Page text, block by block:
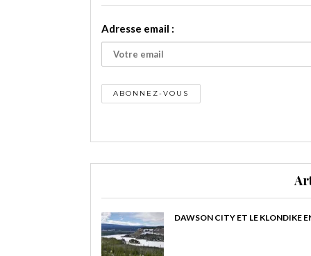
Adresse email :
DAWSON CITY ET LE KLONDIKE